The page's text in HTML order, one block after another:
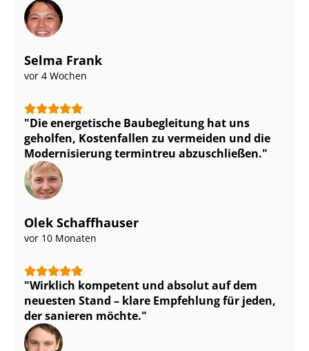
Selma Frank
vor 4 Wochen
Die energetische Baubegleitung hat uns
geholfen, Kostenfallen zu vermeiden und die
Modernisierung termintreu abzuschließen.
Olek Schaffhauser
vor 10 Monaten
Wirklich kompetent und absolut auf dem
neuesten Stand – klare Empfehlung für jeden,
der sanieren möchte.